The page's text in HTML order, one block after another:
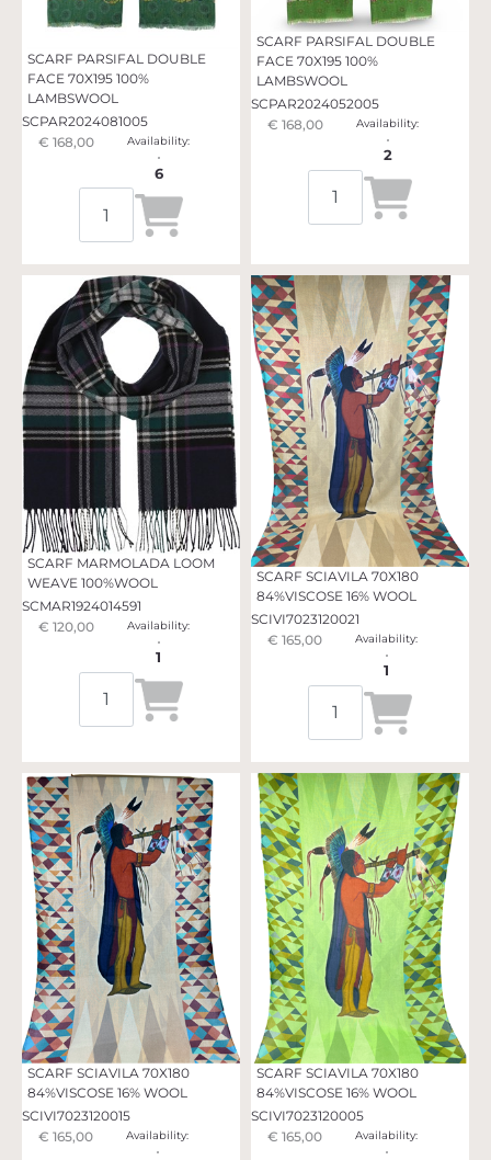
SCARF PARSIFAL DOUBLE
FACE 70X195 100%
LAMBSWOOL
SCPAR2024081005
€ 168,00
Availability:
6
Quantità
SCARF PARSIFAL DOUBLE
FACE 70X195 100%
LAMBSWOOL
SCPAR2024052005
€ 168,00
Availability:
2
Quantità
SCARF MARMOLADA LOOM
WEAVE 100%WOOL
SCMAR1924014591
€ 120,00
Availability:
1
Quantità
SCARF SCIAVILA 70X180
84%VISCOSE 16% WOOL
SCIVI7023120021
€ 165,00
Availability:
1
Quantità
SCARF SCIAVILA 70X180
84%VISCOSE 16% WOOL
SCIVI7023120015
€ 165,00
Availability:
SCARF SCIAVILA 70X180
84%VISCOSE 16% WOOL
SCIVI7023120005
€ 165,00
Availability: